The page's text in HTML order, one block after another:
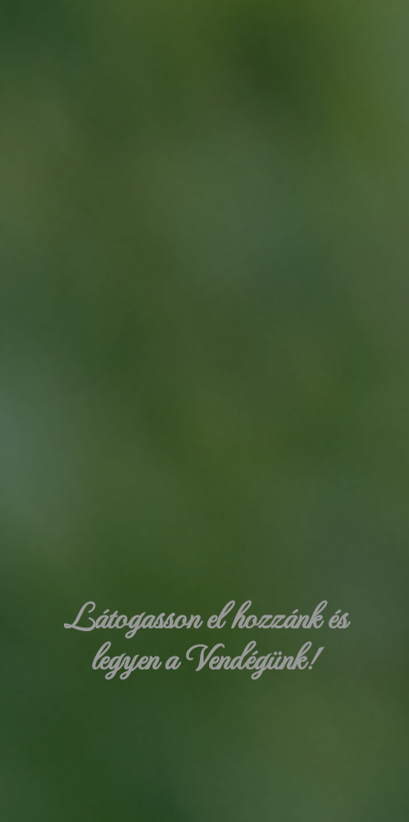
Látogasson el hozzánk és
legyen a Vendégünk!